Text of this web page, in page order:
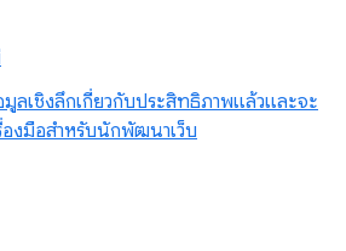
ลเชิงลึกเกี่ยวกับประสิทธิภาพแล้วและจะ
องมือสำหรับนักพัฒนาเว็บ